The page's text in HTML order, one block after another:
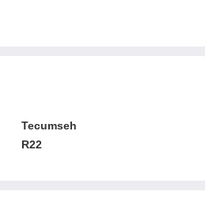
Tecumseh
R22